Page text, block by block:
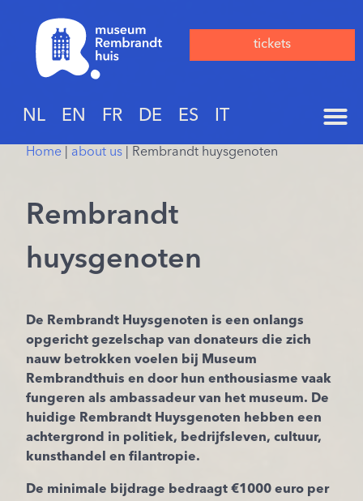
tickets
NL EN FR DE ES IT
Home about us Rembrandt huysgenoten
Rembrandt
huysgenoten
De Rembrandt Huysgenoten is een onlangs
opgericht gezelschap van donateurs die zich
nauw betrokken voelen bij Museum
Rembrandthuis en door hun enthousiasme vaak
fungeren als ambassadeur van het museum. De
huidige Rembrandt Huysgenoten hebben een
achtergrond in politiek, bedrijfsleven, cultuur,
kunsthandel en filantropie.
De minimale bijdrage bedraagt €1000 euro per